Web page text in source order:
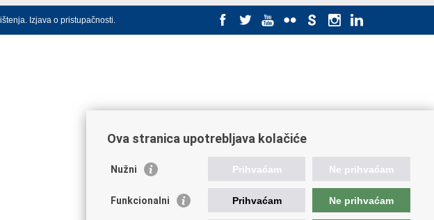
. Izjava o pristupačnosti.
Ova stranica upotrebljava kolačiće
Nužni Prihvaćam Ne prihvaćam
Funkcionalni Prihvaćam Ne prihvaćam